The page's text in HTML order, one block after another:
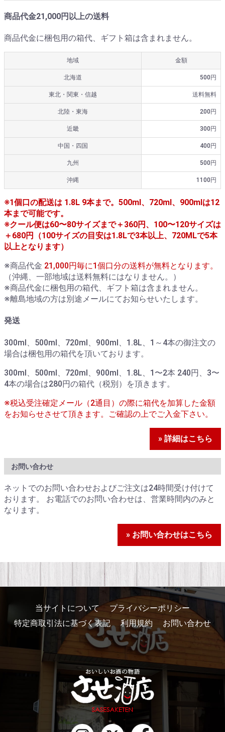
商品代金21,000円以上の送料
商品代金に梱包用の箱代、ギフト箱は含まれません。
地域 金額
北海道 500円
東北・関東・信越 送料無料
北陸・東海 200円
近畿 300円
中国・四国 400円
九州 500円
沖縄 1100円
※1個口の配送は 1.8L 9本まで。500ml、720ml、900mlは12
本まで可能です。
※クール便は60〜80サイズまで＋360円、100〜120サイズは
＋680円（100サイズの目安は1.8Lで3本以上、720MLで5本
以上となります）
※商品代金 21,000円毎に1個口分の送料が無料となります。
（沖縄、一部地域は送料無料にはなりません。）
※商品代金に梱包用の箱代、ギフト箱は含まれません。
※離島地域の方は別途メールにてお知らせいたします。
発送
300ml、500ml、720ml、900ml、1.8L、1～4本の御注文の
場合は梱包用の箱代を頂いております。
300ml、500ml、720ml、900ml、1.8L、1〜2本 240円、3〜
4本の場合は280円の箱代（税別）を頂きます。
※税込受注確定メール（2通目）の際に箱代を加算した金額
をお知らせさせて頂きます。ご確認の上でご入金下さい。
» 詳細はこちら
お問い合わせ
ネットでのお問い合わせおよびご注文は24時間受け付けて
おります。 お電話でのお問い合わせは、営業時間内のみと
なります。
» お問い合わせはこちら
当サイトについて
プライバシーポリシー
特定商取引法に基づく表記
利用規約 お問い合わせ